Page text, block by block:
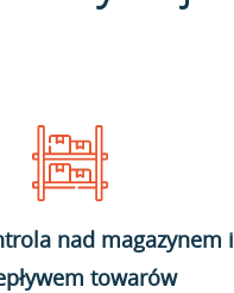
nad magazynem i
towarów